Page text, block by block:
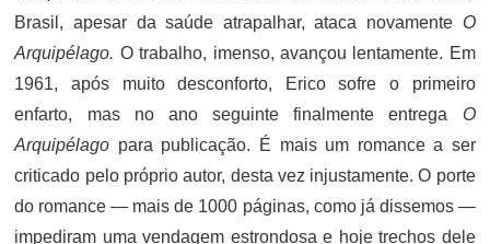
Brasil, apesar da saúde atrapalhar, ataca novamente O
Arquipélago. O trabalho, imenso, avançou lentamente. Em
1961, após muito desconforto, Erico sofre o primeiro
enfarto, mas no ano seguinte finalmente entrega O
Arquipélago para publicação. É mais um romance a ser
criticado pelo próprio autor, desta vez injustamente. O porte
do romance — mais de 1000 páginas, como já dissemos —
impediram uma vendagem estrondosa e hoje trechos dele